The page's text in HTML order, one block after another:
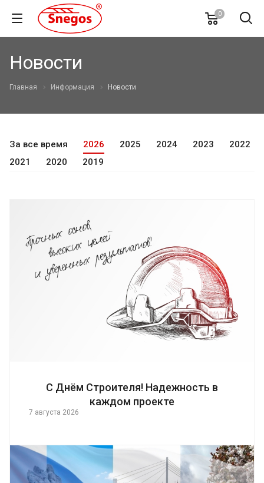
0
Новости
Главная Информация Новости
За все время 2026 2025 2024 2023
2022
2021
2020 2019
С Днём Строителя! Надежность в
каждом проекте
7 августа 2026